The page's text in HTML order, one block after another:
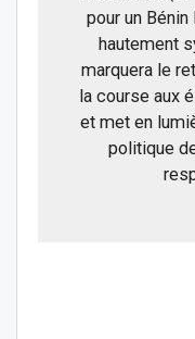
pour un Bénin
hautement
marquera le
la course aux
et met en
politique